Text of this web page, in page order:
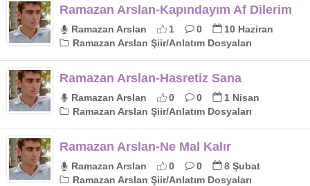
Ramazan Arslan-Kapındayım Af Dilerim
Ramazan Arslan 1 0
10 Haziran
Ramazan Arslan Şiir/Anlatım Dosyaları
Ramazan Arslan-Hasretiz Sana
Ramazan Arslan 0 0
1 Nisan
Ramazan Arslan Şiir/Anlatım Dosyaları
Ramazan Arslan-Ne Mal Kalır
Ramazan Arslan 0 0
8 Şubat
Ramazan Arslan Şiir/Anlatım Dosyaları